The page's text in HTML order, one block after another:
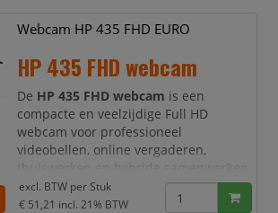
wanneer de lichtomstandigheden niet
Deze HP webcam is ontworpen voor
gebruikers die zonder handmati
Webcam HP 435 FHD EURO
HP 435 FHD webcam
De HP 435 FHD webcam is een
compacte en veelzijdige Full HD
webcam voor professioneel
videobellen, online vergaderen,
Dankzij de scherpe
1080p Full HD
beeldkwaliteitkomt u helder en
excl. BTW per Stuk
€ 51,21 incl. 21% BTW